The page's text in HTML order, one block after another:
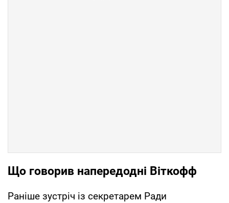
Що говорив напередодні Віткофф
Раніше зустріч із секретарем Ради